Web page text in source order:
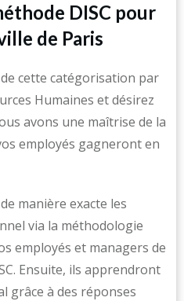
DISC pour
de Paris
cette catégorisation par
Humaines et désirez
avons une maîtrise de la
employés gagneront en
manière exacte les
via la méthodologie
employés et managers de
Ensuite, ils apprendront
grâce à des réponses